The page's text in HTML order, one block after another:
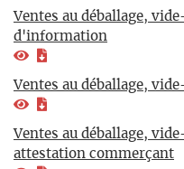
Ventes au déballage,
d'information
Ventes au déballage,
Ventes au déballage,
attestation commerçant